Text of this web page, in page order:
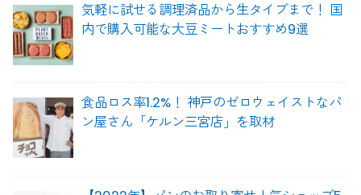
気軽に試せる調理済品から生タイプまで！ 国
内で購入可能な大豆ミートおすすめ9選
食品ロス率1.2%！ 神戸のゼロウェイストなパ
ン屋さん「ケルン三宮店」を取材